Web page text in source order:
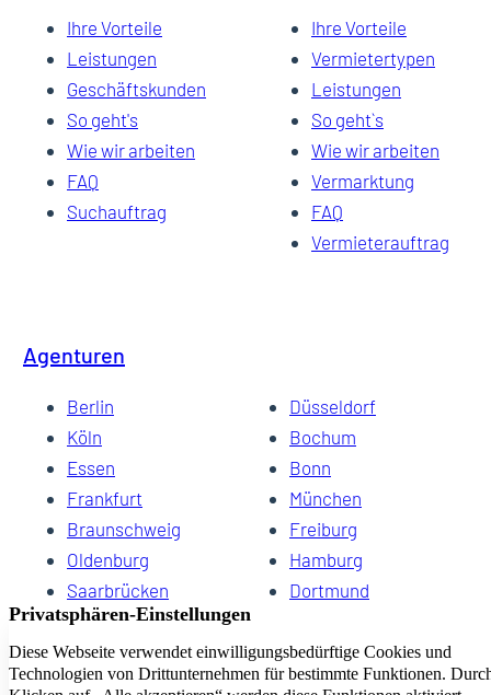
Ihre Vorteile
Leistungen
Geschäftskunden
So geht's
Wie wir arbeiten
FAQ
Suchauftrag
Ihre Vorteile
Vermietertypen
Leistungen
So geht`s
Wie wir arbeiten
Vermarktung
FAQ
Vermieterauftrag
Agenturen
Berlin
Düsseldorf
Köln
Bochum
Essen
Bonn
Frankfurt
München
Braunschweig
Freiburg
Oldenburg
Hamburg
Saarbrücken
Dortmund
Hannover
Dresden
Kiel
Wuppertal
Bremen